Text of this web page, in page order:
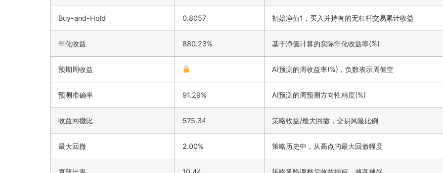
Buy-and-Hold 0.8057 初始净值1，买入并持有的无杠杆交易累计收益
年化收益 880.23% 基于净值计算的实际年化收益率(%)
预期周收益 AI预测的周收益率(%)，负数表示周偏空
预测准确率 91.29% AI预测的周预测方向性精度(%)
收益回撤比 575.34 策略收益/最大回撤，交易风险比例
最大回撤 2.00% 策略历史中，从高点的最大回撤幅度